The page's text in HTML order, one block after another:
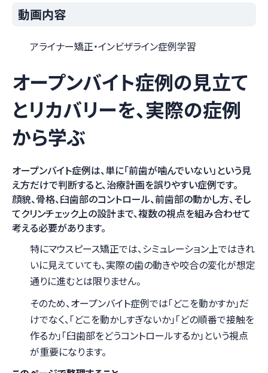
動画内容
アライナー矯正・インビザライン症例学習
オープンバイト症例の見立て
とリカバリーを、実際の症例
から学ぶ
オープンバイト症例は、単に「前歯が噛んでいない」という見
え方だけで判断すると、治療計画を誤りやすい症例です。
顔貌、骨格、臼歯部のコントロール、前歯部の動かし方、そし
てクリンチェック上の設計まで、複数の視点を組み合わせて
考える必要があります。
特にマウスピース矯正では、シミュレーション上ではきれ
いに見えていても、実際の歯の動きや咬合の変化が想定
通りに進むとは限りません。
そのため、オープンバイト症例では「どこを動かすか」だ
けでなく、「どこを動かしすぎないか」「どの順番で接触を
作るか」「臼歯部をどうコントロールするか」という視点
が重要になります。